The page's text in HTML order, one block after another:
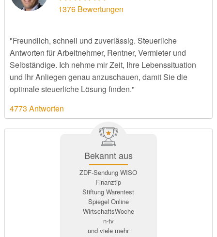
1376Bewertungen
"Freundlich, schnell und zuverlässig. Steuerliche
Antworten für Arbeitnehmer, Rentner, Vermieter und
Selbständige. Ich nehme mir Zeit, Ihre Lebenssituation
und Ihr Anliegen genau anzuschauen, damit Sie die
optimale steuerliche Lösung finden."
4773 Antworten
Bekannt aus
ZDF-Sendung WISO
Finanztip
Stiftung Warentest
Spiegel Online
WirtschaftsWoche
n-tv
und viele mehr